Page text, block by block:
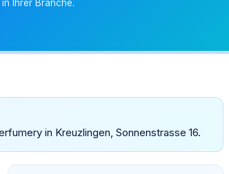
Ihrer Branche.
in Kreuzlingen, Sonnenstrasse 16.